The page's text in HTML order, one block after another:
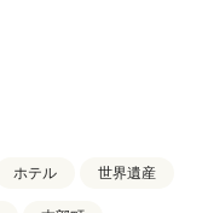
ホテル 世界遺産